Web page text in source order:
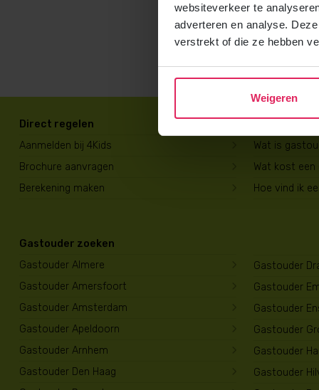
websiteverkeer te
adverteren en analyse.
verstrekt of die ze hebben
Weigeren
Direct regelen
Aanmelden bij 4Kids
Brochure aanvragen
Berekening maken
Wat is
Wat kost een
Hoe vind ik
Gastouder zoeken
Gastouder Almere
Gastouder Amersfoort
Gastouder Amsterdam
Gastouder Apeldoorn
Gastouder Arnhem
Gastouder Den Haag
Gastouder
Gastouder
Gastouder
Gastouder
Gastouder
Gastouder